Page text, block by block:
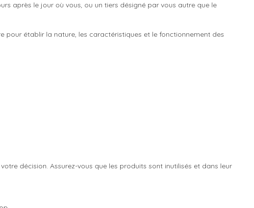
après le jour où vous, ou un tiers désigné par vous autre que le
pour établir la nature, les caractéristiques et le fonctionnement des
décision. Assurez-vous que les produits sont inutilisés et dans leur